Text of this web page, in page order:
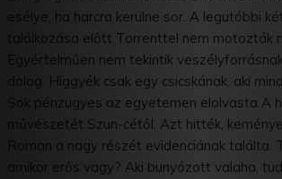
esélye, ha harcra kerülne sor. A legutóbbi
találkozása előtt Torrenttel nem motozták
Egyértelműen nem tekintik
dolog. Higgyék csak egy csicskának, aki
Sok pénzügyes az egyetemen elolvasta A
művészetét Szun-cétől. Azt hitték,
Roman a nagy részét evidenciának találta.
amikor erős vagy? Aki bunyózott valaha,